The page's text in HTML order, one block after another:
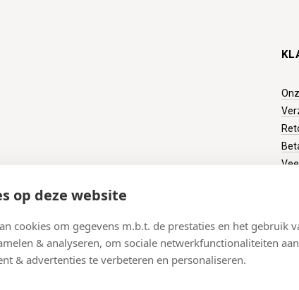
op deze website
cookies om gegevens m.b.t. de prestaties en het gebruik
& analyseren, om sociale netwerkfunctionaliteiten
& advertenties te verbeteren en personaliseren.